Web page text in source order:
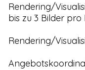
Rendering/
bis zu 3 Bilder pro
Rendering/